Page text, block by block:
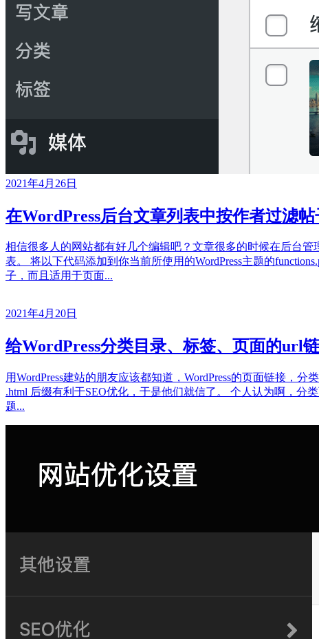
2021年4月26日
在WordPress后台文章列表中按作者过滤帖
相信很多人的网站都有好几个编辑吧？文章很多的时候在后台
表。 将以下代码添加到你当前所使用的WordPress主题的
子，而且适用于页面...
2021年4月20日
给WordPress分类目录、标签、页面的url
用WordPress建站的朋友应该都知道，WordPress的页面链接，
.html 后缀有利于SEO优化，于是他们就信了。 个人认为啊，分
题...